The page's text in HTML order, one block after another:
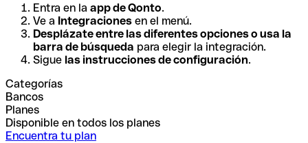
Entra en la app de Qonto.
Ve a Integraciones en el menú.
Desplázate entre las diferentes opciones o usa la
barra de búsqueda para elegir la integración.
Sigue las instrucciones de configuración.
Categorías
Bancos
Planes
Disponible en todos los planes
Encuentra tu plan